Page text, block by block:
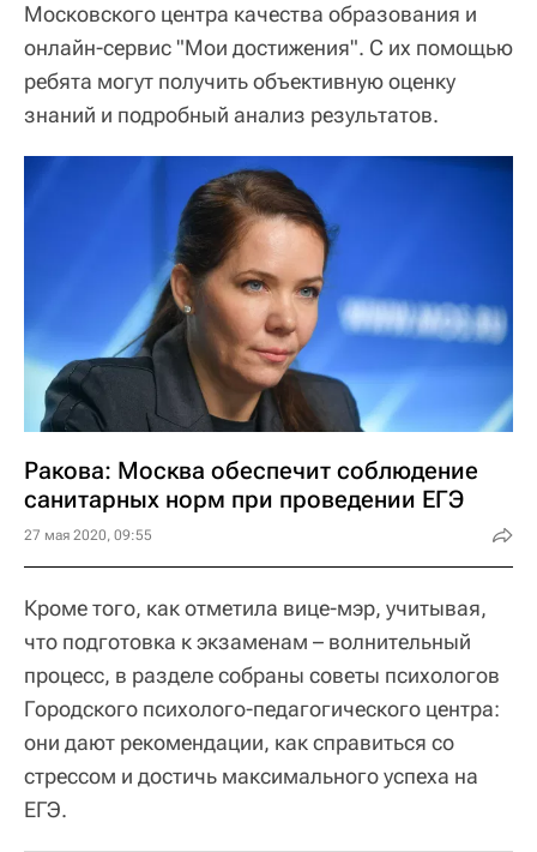
Московского центра качества образования и
онлайн-сервис "Мои достижения". С их помощью
ребята могут получить объективную оценку
знаний и подробный анализ результатов.
Ракова: Москва обеспечит соблюдение
санитарных норм при проведении ЕГЭ
27 мая 2020, 09:55
Кроме того, как отметила вице-мэр, учитывая,
что подготовка к экзаменам – волнительный
процесс, в разделе собраны советы психологов
Городского психолого-педагогического центра:
они дают рекомендации, как справиться со
стрессом и достичь максимального успеха на
ЕГЭ.